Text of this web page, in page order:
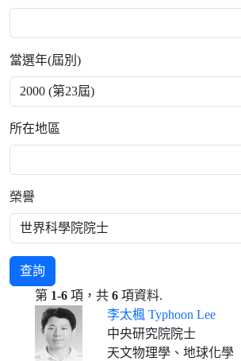
當選年(屆別)
所在地區
榮譽
查詢
第 1-6 項，共 6 項資料.
李太楓 Typhoon Lee
中央研究院院士
天文物理學、地球化學